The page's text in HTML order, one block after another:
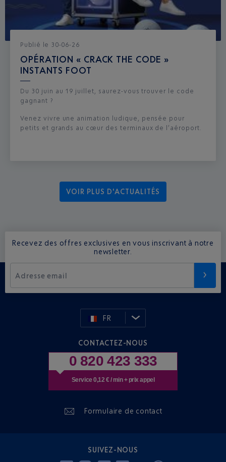
Publié le 30-06-26
OPÉRATION « CRACK THE CODE »
INSTANTS FOOT
Du 30 juin au 19 juillet, saurez-vous trouver le code
gagnant ?
Venez vivre une animation ludique, pensée pour
petits et grands au cœur des terminaux de l’aéroport.
VOIR PLUS D'ACTUALITÉS
Recevez des offres exclusives en vous inscrivant à notre
newsletter.
Adresse email
FR
CONTACTEZ-NOUS
0 820 423 333
Service 0,12 € / min + prix appel
Formulaire de contact
SUIVEZ-NOUS